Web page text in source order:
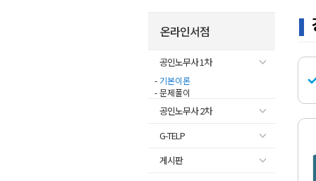
온라인서점
공인노무사 1차
-기본이론
- 문제풀이
공인노무사 2차
G-TELP
게시판